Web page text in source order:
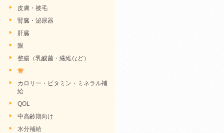
皮膚・被毛
腎臓・泌尿器
肝臓
眼
整腸（乳酸菌・繊維など）
骨
カロリー・ビタミン・ミネラル補
給
QOL
中高齢期向け
水分補給